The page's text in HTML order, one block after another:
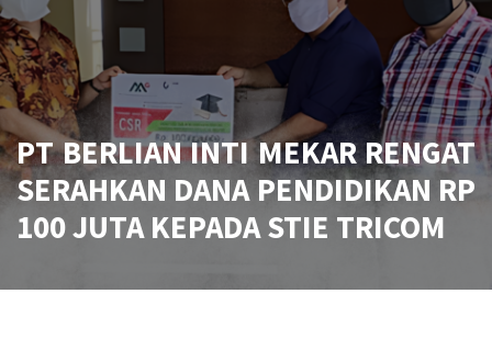
PT BERLIAN INTI MEKAR RENGAT
SERAHKAN DANA PENDIDIKAN RP
100 JUTA KEPADA STIE TRICOM